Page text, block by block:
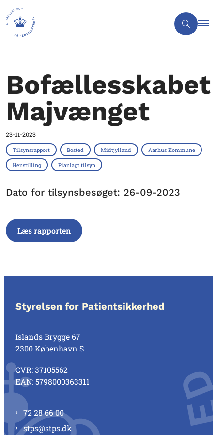
Bofællesskabet
Majvænget
23-11-2023
Tilsynsrapport Bosted Midtjylland Aarhus Kommune
Henstilling Planlagt tilsyn
Dato for tilsynsbesøget: 26-09-2023
Læs rapporten
Styrelsen for Patientsikkerhed
Islands Brygge 67
2300 København S
CVR: 37105562
EAN: 5798000363311
72 28 66 00
stps@stps.dk